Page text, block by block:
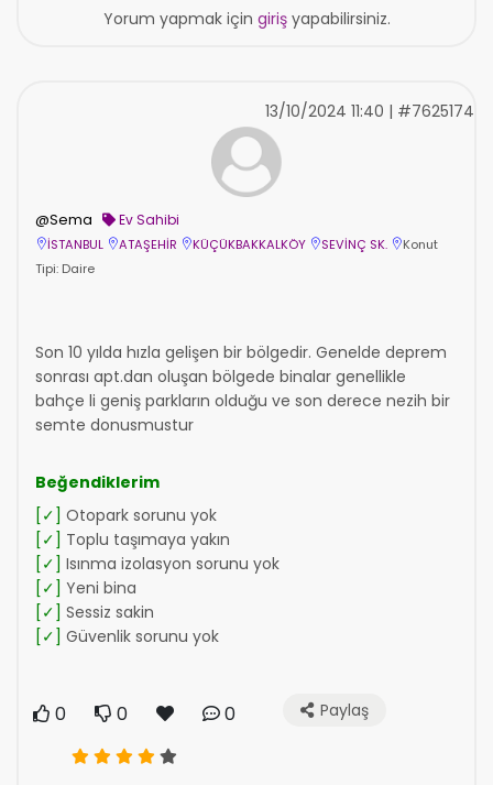
Yorum yapmak için girişyapabilirsiniz.
@Sema Ev Sahibi
İSTANBUL ATAŞEHİR KÜÇÜKBAKKALKÖY SEVİNÇ SK.
Konut
Tipi: Daire
13/10/2024 11:40 | #7625174
Son 10 yılda hızla gelişen bir bölgedir. Genelde deprem
sonrası apt.dan oluşan bölgede binalar genellikle
bahçe li geniş parkların olduğu ve son derece nezih bir
semte donusmustur
Beğendiklerim
[✓] Otopark sorunu yok
[✓] Toplu taşımaya yakın
[✓] Isınma izolasyon sorunu yok
[✓] Yeni bina
[✓] Sessiz sakin
[✓] Güvenlik sorunu yok
0 0 0 Paylaş